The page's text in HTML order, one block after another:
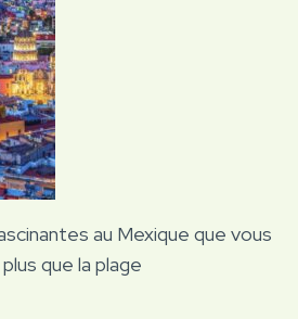
au Mexique que vous
que la plage